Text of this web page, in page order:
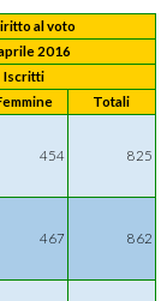
al voto
2016
Iscritti
Totali
454 825
467 862